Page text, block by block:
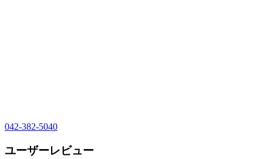
042-382-5040
ユーザーレビュー